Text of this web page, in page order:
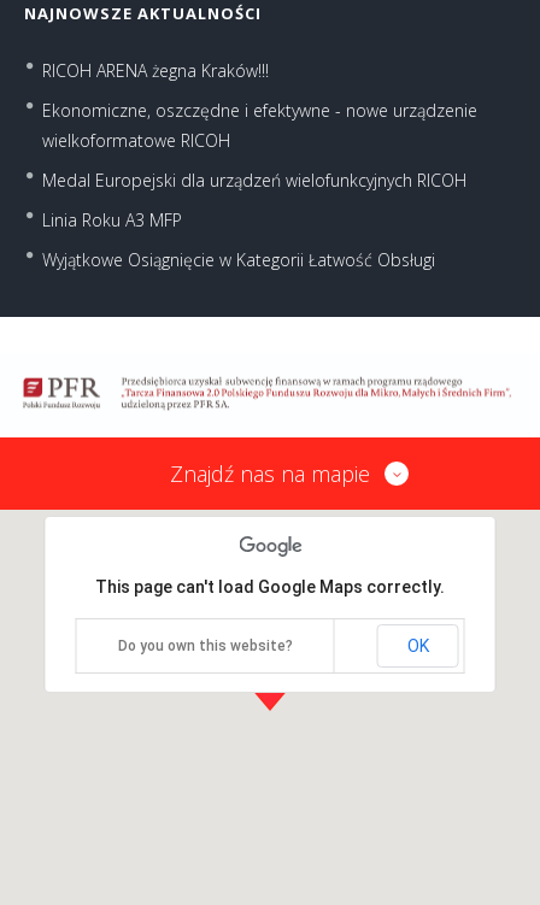
NAJNOWSZE AKTUALNOŚCI
RICOH ARENA żegna Kraków!!!
Ekonomiczne, oszczędne i efektywne - nowe urządzenie
wielkoformatowe RICOH
Medal Europejski dla urządzeń wielofunkcyjnych RICOH
Linia Roku A3 MFP
Wyjątkowe Osiągnięcie w Kategorii Łatwość Obsługi
Znajdź nas na mapie
This page can't load Google Maps correctly.
Do you own this website? OK